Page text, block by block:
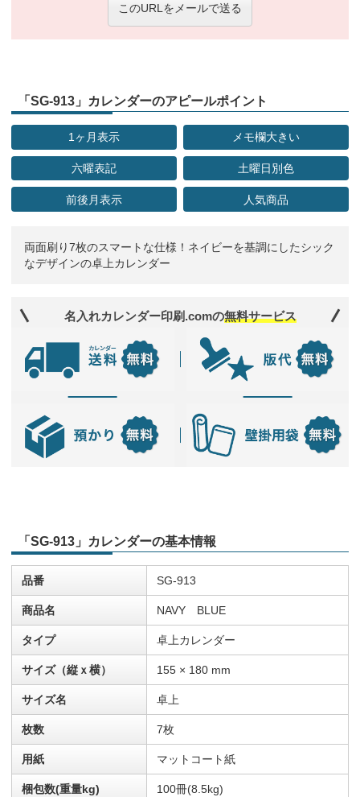
このURLをメールで送る
「SG-913」カレンダーのアピールポイント
1ヶ月表示 メモ欄大きい
六曜表記 土曜日別色
前後月表示 人気商品
両面刷り7枚のスマートな仕様！ネイビーを基調にしたシック
なデザインの卓上カレンダー
名入れカレンダー印刷.comの無料サービス
「SG-913」カレンダーの基本情報
品番 SG-913
商品名 NAVY BLUE
タイプ 卓上カレンダー
サイズ（縦ｘ横） 155 × 180 mm
サイズ名 卓上
枚数 7枚
用紙 マットコート紙
梱包数(重量kg) 100冊(8.5kg)